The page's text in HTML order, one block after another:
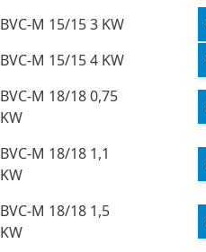
BVC-M 15/15 3 KW
BVC-M 15/15 4 KW
BVC-M 18/18 0,75
KW
BVC-M 18/18 1,1
KW
BVC-M 18/18 1,5
KW